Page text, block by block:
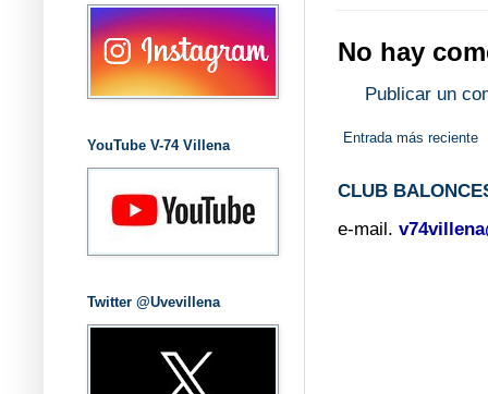
No hay
Publicar un
Entrada más reciente
CLUB
e-mail.
YouTube V-74 Villena
Twitter @Uvevillena